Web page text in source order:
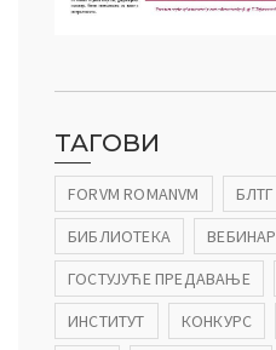
ТАГОВИ
FORVM ROMANVM БЛТГ
БИБЛИОТЕКА
ВЕБИНАР
ГОСТУЈУЋЕ ПРЕДАВАЊЕ
ИНСТИТУТ
КОНКУРС